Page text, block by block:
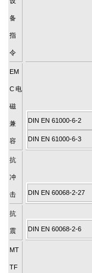
备
指
令
EM
C电
磁
兼
容
DIN EN 61000-6-2
DIN EN 61000-6-3
抗
冲
击 DIN EN 60068-2-27
抗
震 DIN EN 60068-2-6
MT
TF